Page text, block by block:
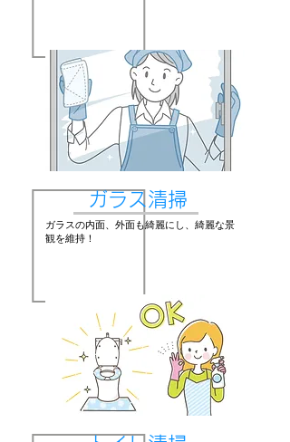
​ガラス清掃
​ガラスの内面、外面も綺麗にし、綺麗な景
観を維持！